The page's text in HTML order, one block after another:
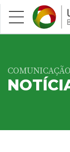
Saltar para
COMUNICAÇÃO